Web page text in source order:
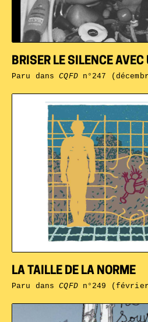
LA TAILLE DE LA NORME
Paru dansCQFDn°249 (février
BRISER LE SILENCE AVEC
Paru dansCQFDn°247